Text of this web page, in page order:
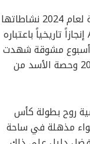
القاهره، مصر – 29 يوليو 2024: اختتمت بطولة كأس عالم ببجي موبايل (PMWC) الرئيسية لعام 2024 نشاطاتها
كجزء من كأس العالم للرياضات الإلكترونية في الرياض، حيث حقق فريق Alpha 7 Esports إنجازاً تاريخياً باعتباره
أسبوع مشوقة شهدت
صعود الفريق البرازيلي إلى قمة قائمة المتصدرين، وكسبه للقب وكأس البطولة لعام 2024 وحصة الأسد من
روح بطولة كأس
الأجواء مذهلة في ساحة